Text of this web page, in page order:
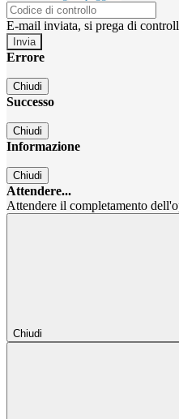
E-mail inviata, si prega di
Errore
Chiudi
Successo
Chiudi
Informazione
Chiudi
Attendere...
Attendere il completamento
Chiudi